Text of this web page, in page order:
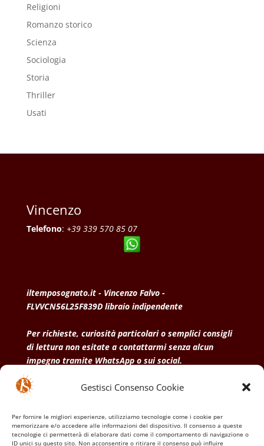
Gestisci Consenso Cookie
Per fornire le migliori esperienze, utilizziamo tecnologie come i cookie per
memorizzare e/o accedere alle informazioni del dispositivo. Il consenso a queste
tecnologie ci permetterà di elaborare dati come il comportamento di navigazione o
ID unici su questo sito. Non acconsentire o ritirare il consenso può influire
Religioni
Romanzo storico
Scienza
Sociologia
Storia
Thriller
Usati
Vincenzo
Telefono: +39 339 570 85 07
iltemposognato.it - Vincenzo Falvo -
FLVVCN56L25F839D libraio indipendente
Per richieste, curiosità particolari o semplici consigli
di lettura non esitate a contattarmi senza alcun
impegno tramite WhatsApp o sui social.
• Condizioni generali di vendita